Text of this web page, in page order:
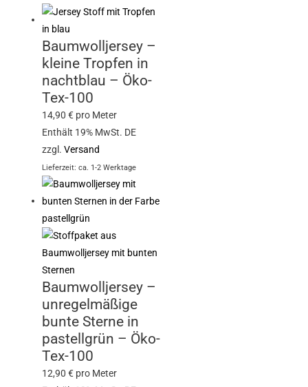
Baumwolljersey –
kleine Tropfen in
nachtblau – Öko-
Tex-100
14,90€ pro Meter
Enthält 19% MwSt. DE
zzgl.Versand
Lieferzeit: ca. 1-2 Werktage
Baumwolljersey –
unregelmäßige
bunte Sterne in
pastellgrün – Öko-
Tex-100
12,90€ pro Meter